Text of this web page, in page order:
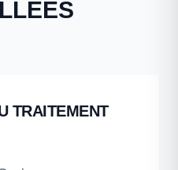
TRAITEMENT